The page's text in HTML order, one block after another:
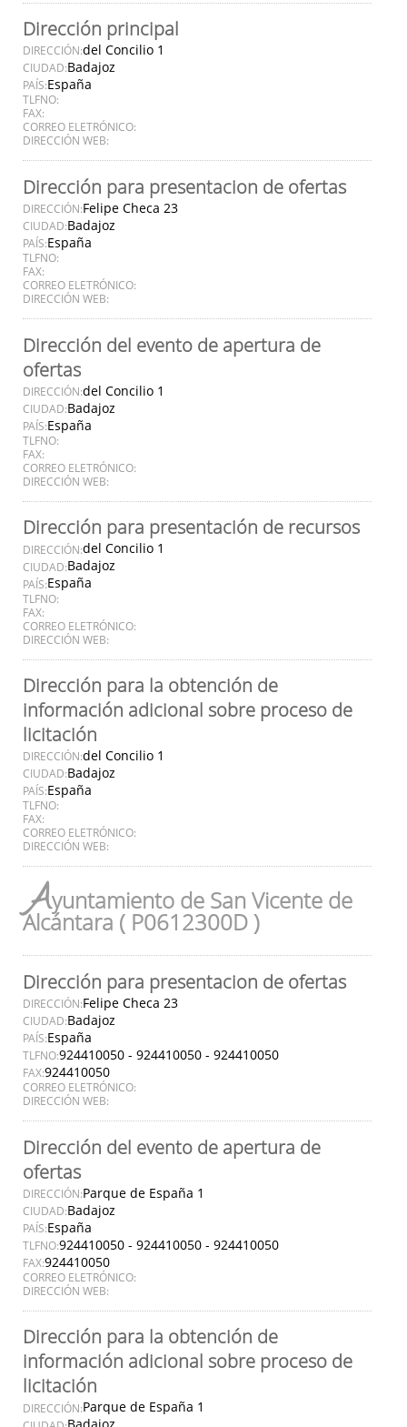
Dirección principal
DIRECCIÓN:del Concilio 1
CIUDAD:Badajoz
PAÍS:España
TLFNO:
FAX:
CORREO ELETRÓNICO:
DIRECCIÓN WEB:
Dirección para presentacion de ofertas
DIRECCIÓN:Felipe Checa 23
CIUDAD:Badajoz
PAÍS:España
TLFNO:
FAX:
CORREO ELETRÓNICO:
DIRECCIÓN WEB:
Dirección del evento de apertura de
ofertas
DIRECCIÓN:del Concilio 1
CIUDAD:Badajoz
PAÍS:España
TLFNO:
FAX:
CORREO ELETRÓNICO:
DIRECCIÓN WEB:
Dirección para presentación de recursos
DIRECCIÓN:del Concilio 1
CIUDAD:Badajoz
PAÍS:España
TLFNO:
FAX:
CORREO ELETRÓNICO:
DIRECCIÓN WEB:
Dirección para la obtención de
información adicional sobre proceso de
licitación
DIRECCIÓN:del Concilio 1
CIUDAD:Badajoz
PAÍS:España
TLFNO:
FAX:
CORREO ELETRÓNICO:
DIRECCIÓN WEB:
Ayuntamiento de San Vicente de
Alcántara ( P0612300D )
Dirección para presentacion de ofertas
DIRECCIÓN:Felipe Checa 23
CIUDAD:Badajoz
PAÍS:España
TLFNO:924410050 - 924410050 - 924410050
FAX:924410050
CORREO ELETRÓNICO:
DIRECCIÓN WEB:
Dirección del evento de apertura de
ofertas
DIRECCIÓN:Parque de España 1
CIUDAD:Badajoz
PAÍS:España
TLFNO:924410050 - 924410050 - 924410050
FAX:924410050
CORREO ELETRÓNICO:
DIRECCIÓN WEB:
Dirección para la obtención de
información adicional sobre proceso de
licitación
DIRECCIÓN:Parque de España 1